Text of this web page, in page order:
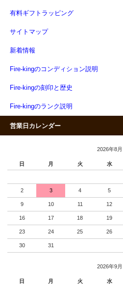
有料ギフトラッピング
サイトマップ
新着情報
Fire-kingのコンディション説明
Fire-kingの刻印と歴史
Fire-kingのランク説明
営業日カレンダー
2026年8月
日 月 火 水
2 3 4 5
9 10 11 12
16 17 18 19
23 24 25 26
30 31
2026年9月
日 月 火 水